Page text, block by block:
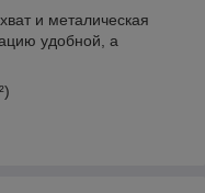
и металическая
удобной, а